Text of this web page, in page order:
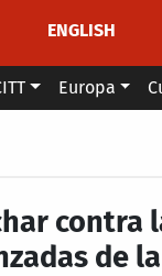
ENGLISH
Europa
contra
de